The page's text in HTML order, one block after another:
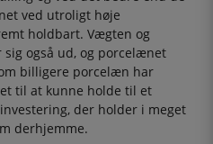
ved utroligt høje
holdbart. Vægten og
også ud, og porcelænet
billigere porcelæn har
til at kunne holde til et
der holder i meget
derhjemme.